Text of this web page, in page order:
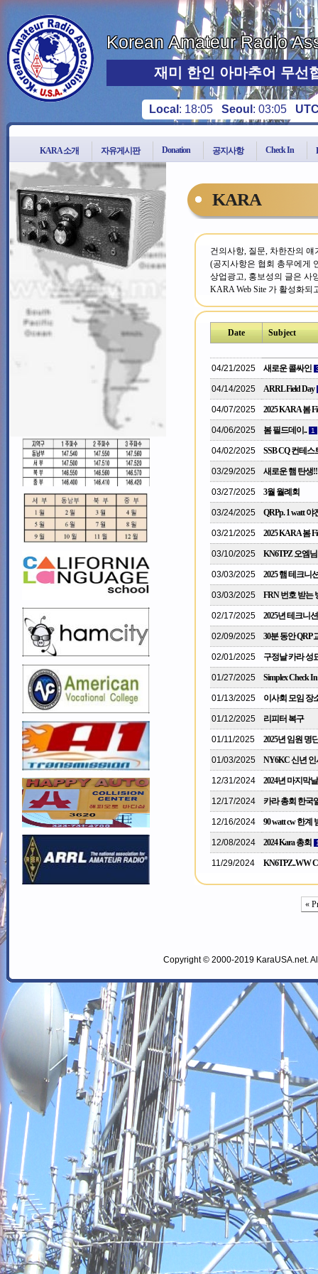
Korean Amateur Radio
재미 한인 아마추어 무선
Local : 18:05 Seoul : 03:05
KARA 소개 자유게시판 Donation 공지사항 Check In
KARA
건의사항, 질문, 차한잔의
(공지사항은 협회 총무에게
상업광고, 홍보성의 글은 사
KARA Web Site 가 활성화
Date Subject
04/21/2025 새로운 콜싸인
04/14/2025 ARRL Field Day
04/07/2025 2025 KARA 봄
04/06/2025 봄 필드데이.. 1
04/02/2025 SSB CQ 컨테스
03/29/2025 새로운 햄 탄생!!
03/27/2025 3월 월례회
03/24/2025 QRPp. 1 watt 야
03/21/2025 2025 KARA 봄
03/10/2025 KN6TPZ 오엠
03/03/2025 2025 햄 테크니
03/03/2025 FRN 번호 받는
02/17/2025 2025년 테크니
02/09/2025 30분 동안 QRP
02/01/2025 구정날 카라 성
01/27/2025 Simplex Check In
01/13/2025 이사회 모임 장
01/12/2025 리피터 복구
01/11/2025 2025년 임원 명
01/03/2025 NY6KC 신년 인
12/31/2024 2024년 마지막
12/17/2024 카라 총회 한국
12/16/2024 90 watt cw 한계
12/08/2024 2024 Kara 총회
11/29/2024 KN6TPZ..WW
«
Copyright © 2000-2019 KaraUSA.net.